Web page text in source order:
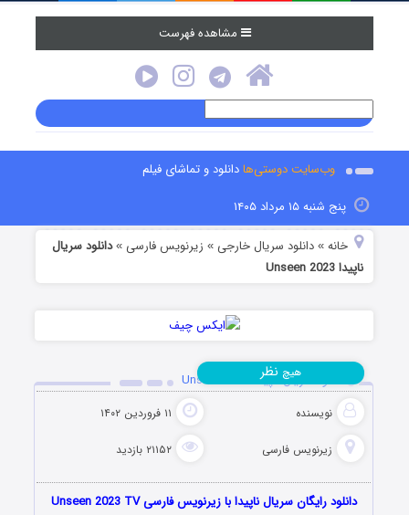
مشاهده فهرست
وب‌سایت دوستی‌هادانلود و تماشای فیلم
پنج شنبه ۱۵ مرداد ۱۴۰۵
خانه »دانلود سریال خارجی » زیرنویس فارسی »دانلود سریال
ناپیدا Unseen 2023
دانلود سریال ناپیدا Unseen 2023
نویسنده ۱۱ فروردین ۱۴۰۲
زیرنویس فارسی ۲۱۱۵۲ بازدید
هیچ نظر
دانلود رایگان سریال ناپیدا با زیرنویس فارسی Unseen 2023 TV